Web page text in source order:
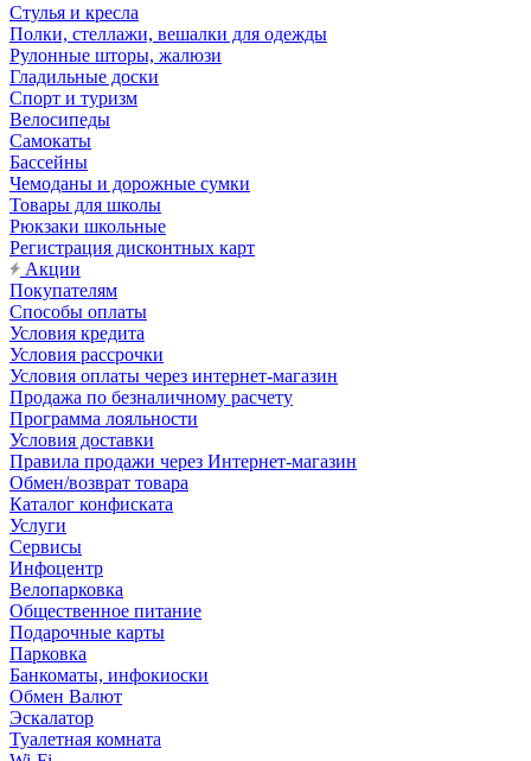
Стулья и кресла
Полки, стеллажи, вешалки для одежды
Рулонные шторы, жалюзи
Гладильные доски
Спорт и туризм
Велосипеды
Самокаты
Бассейны
Чемоданы и дорожные сумки
Товары для школы
Рюкзаки школьные
Регистрация дисконтных карт
Акции
Покупателям
Способы оплаты
Условия кредита
Условия рассрочки
Условия оплаты через интернет-магазин
Продажа по безналичному расчету
Программа лояльности
Условия доставки
Правила продажи через Интернет-магазин
Обмен/возврат товара
Каталог конфиската
Услуги
Сервисы
Инфоцентр
Велопарковка
Общественное питание
Подарочные карты
Парковка
Банкоматы, инфокиоски
Обмен Валют
Эскалатор
Туалетная комната